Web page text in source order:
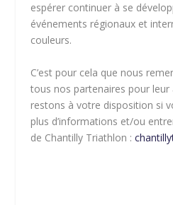
espérer continuer à se
événements régionaux et
couleurs.
C’est pour cela que nous
tous nos partenaires pour
restons à votre disposition si
plus d’informations et/ou
de Chantilly Triathlon :